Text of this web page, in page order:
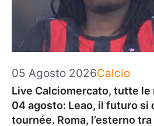
05 Agosto 2026Categorie
Calcio
Live Calciomercato, tutte
04 agosto: Leao, il futuro si
tournée. Roma, l’esterno